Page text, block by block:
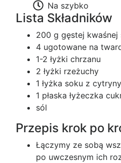
Na szybko
Lista Składników
200 g gęstej kwaśnej
4 ugotowane na
1-2 łyżki chrzanu
2 łyżki rzeżuchy
1 łyżka soku z cytryny
1 płaska łyżeczka
sól
Przepis krok po
Łączymy ze sobą
po uwczesnym ich